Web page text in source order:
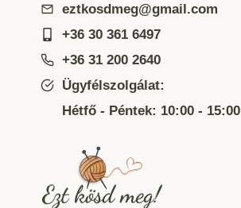
eztkosdmeg@gmail.com
+36 30 361 6497
+36 31 200 2640
Ügyfélszolgálat:
Hétfő - Péntek: 10:00 - 15:00